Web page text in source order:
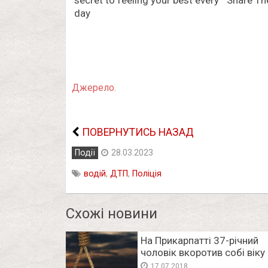
Джерело.
ПОВЕРНУТИСЬ НАЗАД
Події 28.03.2023
водій, ДТП, Поліція
Схожі новини
На Прикарпатті 37-річний
чоловік вкоротив собі віку
17.07.2018